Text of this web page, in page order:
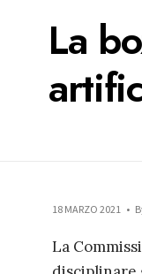
La
18 MARZO 2021 •
La